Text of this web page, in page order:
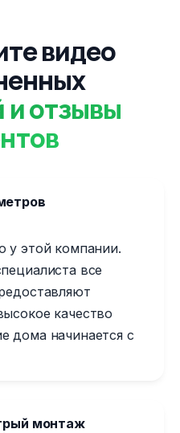
видео
отзывы
у этой компании.
все
качество
дома начинается с
монтаж